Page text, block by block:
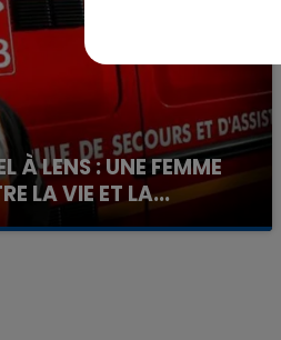
À LENS : UNE FEMME
LA VIE ET LA...
par le feu après avoir